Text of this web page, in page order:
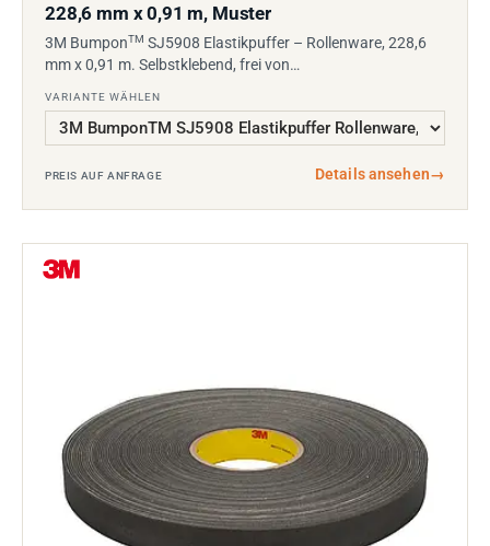
228,6 mm x 0,91 m, Muster
3M BumponTM SJ5908 Elastikpuffer – Rollenware, 228,6
mm x 0,91 m. Selbstklebend, frei von…
VARIANTE WÄHLEN
PREIS AUF ANFRAGE Details ansehen→